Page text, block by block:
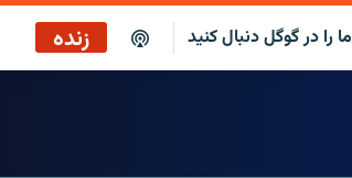
ما را در گوگل دنبال کنید زنده